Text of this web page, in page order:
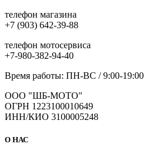
телефон магазина
+7 (903) 642-39-88
телефон мотосервиса
+7-980-382-94-40
Время работы: ПН-ВС / 9:00-19:00
ООО "ШБ-МОТО"
ОГРН 1223100010649
ИНН/КИО 3100005248
О НАС